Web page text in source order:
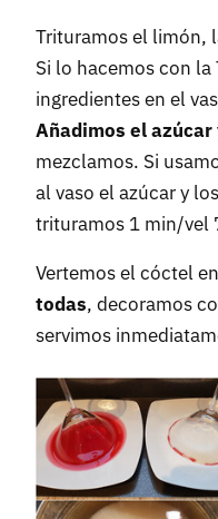
Trituramos el limón,
Si lo hacemos con
ingredientes en el
Añadimos el
mezclamos. Si
al vaso el azúcar y
trituramos 1 min/vel
Vertemos el cóctel
todas, decoramos
servimos